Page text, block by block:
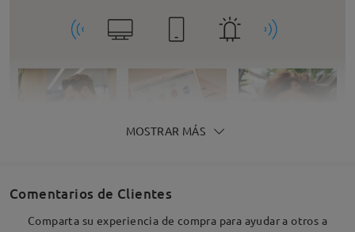
MOSTRAR MÁS
Comentarios de Clientes
Comparta su experiencia de compra para ayudar a otros a